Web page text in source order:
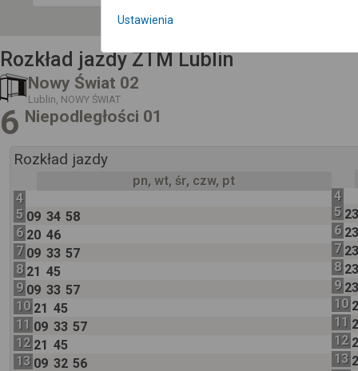
Rozkład jazdy ZTM Lublin
Nowy Świat 02
Lublin, NOWY ŚWIAT
6 Niepodległości 01
Rozkład jazdy
pn, wt, śr, czw, pt
4
5 09 34 58
6 20 46
7 09 33 57
8 21 45
9 09 33 57
10 21 45
11 09 33 57
12 21 45
13 09 32 56
4
5
6
7
8
9
10
11
12
13
Ustawienia